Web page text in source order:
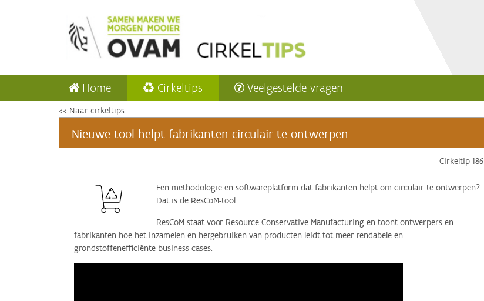
Home Cirkeltips Veelgestelde vragen
<< Naar cirkeltips
Nieuwe tool helpt fabrikanten circulair te ontwerpen
Cirkeltip 186
Een methodologie en softwareplatform dat fabrikanten helpt om circulair te ontwerpen?
Dat is de ResCoM-tool.
ResCoM staat voor Resource Conservative Manufacturing en toont ontwerpers en
fabrikanten hoe het inzamelen en hergebruiken van producten leidt tot meer rendabele en
grondstoffenefficiënte business cases.